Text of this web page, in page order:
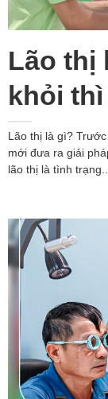
Lão thị
khỏi
Lão thị là gì?
mới đưa ra giải
lão thị là tình